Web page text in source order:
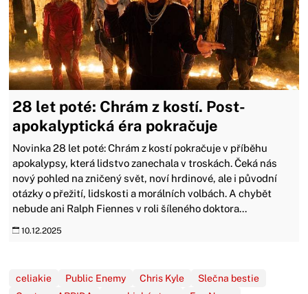
28 let poté: Chrám z kostí. Post-
apokalyptická éra pokračuje
Novinka 28 let poté: Chrám z kostí pokračuje v příběhu
apokalypsy, která lidstvo zanechala v troskách. Čeká nás
nový pohled na zničený svět, noví hrdinové, ale i původní
otázky o přežití, lidskosti a morálních volbách. A chybět
nebude ani Ralph Fiennes v roli šíleného doktora...
10.12.2025
celiakie Public Enemy Chris Kyle
Slečna bestie